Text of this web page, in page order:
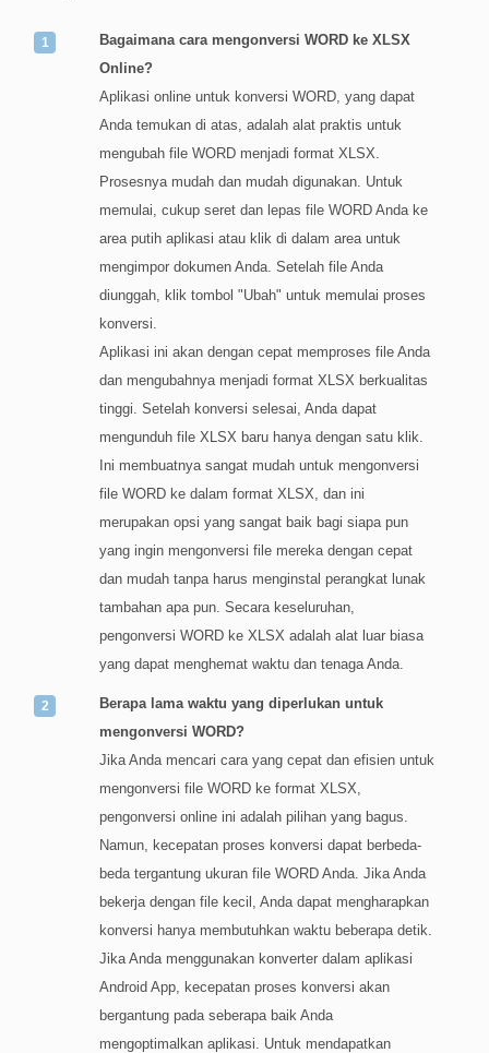
Bagaimana cara mengonversi WORD ke XLSX
Online?
Aplikasi online untuk konversi WORD, yang dapat
Anda temukan di atas, adalah alat praktis untuk
mengubah file WORD menjadi format XLSX.
Prosesnya mudah dan mudah digunakan. Untuk
memulai, cukup seret dan lepas file WORD Anda ke
area putih aplikasi atau klik di dalam area untuk
mengimpor dokumen Anda. Setelah file Anda
diunggah, klik tombol "Ubah" untuk memulai proses
konversi.
Aplikasi ini akan dengan cepat memproses file Anda
dan mengubahnya menjadi format XLSX berkualitas
tinggi. Setelah konversi selesai, Anda dapat
mengunduh file XLSX baru hanya dengan satu klik.
Ini membuatnya sangat mudah untuk mengonversi
file WORD ke dalam format XLSX, dan ini
merupakan opsi yang sangat baik bagi siapa pun
yang ingin mengonversi file mereka dengan cepat
dan mudah tanpa harus menginstal perangkat lunak
tambahan apa pun. Secara keseluruhan,
pengonversi WORD ke XLSX adalah alat luar biasa
yang dapat menghemat waktu dan tenaga Anda.
Berapa lama waktu yang diperlukan untuk
mengonversi WORD?
Jika Anda mencari cara yang cepat dan efisien untuk
mengonversi file WORD ke format XLSX,
pengonversi online ini adalah pilihan yang bagus.
Namun, kecepatan proses konversi dapat berbeda-
beda tergantung ukuran file WORD Anda. Jika Anda
bekerja dengan file kecil, Anda dapat mengharapkan
konversi hanya membutuhkan waktu beberapa detik.
Jika Anda menggunakan konverter dalam aplikasi
Android App, kecepatan proses konversi akan
bergantung pada seberapa baik Anda
mengoptimalkan aplikasi. Untuk mendapatkan